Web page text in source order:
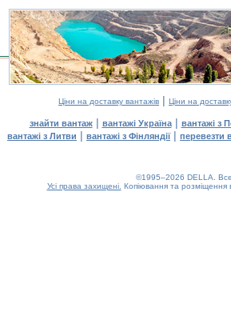
Ціни на доставку вантажів | Ціни на
знайти вантаж| вантажі Україна| вантажі з
вантажі з Литви | вантажі з Фінляндії| перевезти
©1995–2026 DELLA.
Усі права захищені. Копіювання та розміщення